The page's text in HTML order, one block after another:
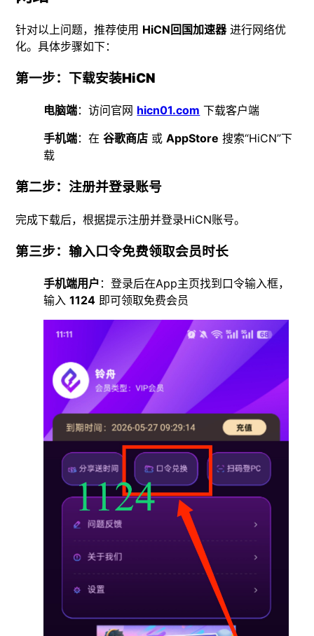
针对以上问题，推荐使用 HiCN回国加速器进行网络优
化。具体步骤如下：
第一步：下载安装HiCN
电脑端：访问官网 hicn01.com 下载客户端
手机端：在谷歌商店 或AppStore 搜索“HiCN”下
载
第二步：注册并登录账号
完成下载后，根据提示注册并登录HiCN账号。
第三步：输入口令免费领取会员时长
手机端用户 ：登录后在App主页找到口令输入框，
输入1124 即可领取免费会员